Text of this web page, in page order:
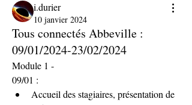
i.durier
10 janvier 2024
Tous connectés Abbeville :
09/01/2024-23/02/2024
Module 1 -
09/01 :
Accueil des stagiaires, présentation de